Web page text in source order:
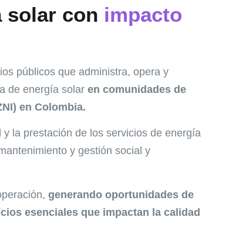
solar con impacto
públicos que administra, opera y
de energía solar en comunidades de
en Colombia.
la prestación de los servicios de energía
y gestión social y
generando oportunidades de
esenciales que impactan la calidad